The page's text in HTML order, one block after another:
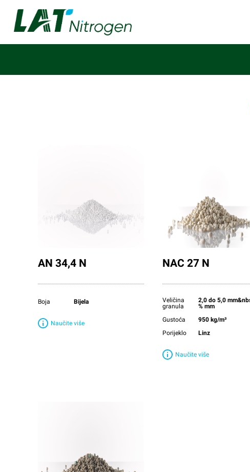
AN 34,4 N
Boja Bijela
Naučite više
NAC 27 N
Veličina
granula
2,0 do 5,0
% mm
Gustoća
950 kg/m³
Porijeklo
Linz
Naučite više